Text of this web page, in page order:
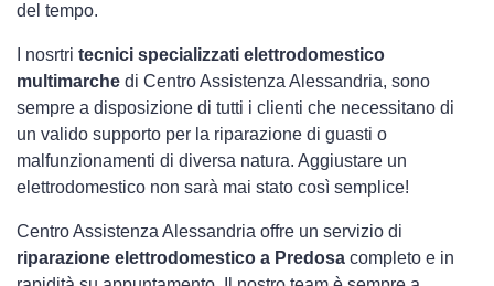
del tempo.
I nosrtri tecnici specializzati elettrodomestico
multimarche di Centro Assistenza Alessandria, sono
sempre a disposizione di tutti i clienti che necessitano di
un valido supporto per la riparazione di guasti o
malfunzionamenti di diversa natura. Aggiustare un
elettrodomestico non sarà mai stato così semplice!
Centro Assistenza Alessandria offre un servizio di
riparazione elettrodomestico a Predosa completo e in